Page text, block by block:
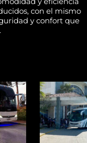
con el mismo
y confort que